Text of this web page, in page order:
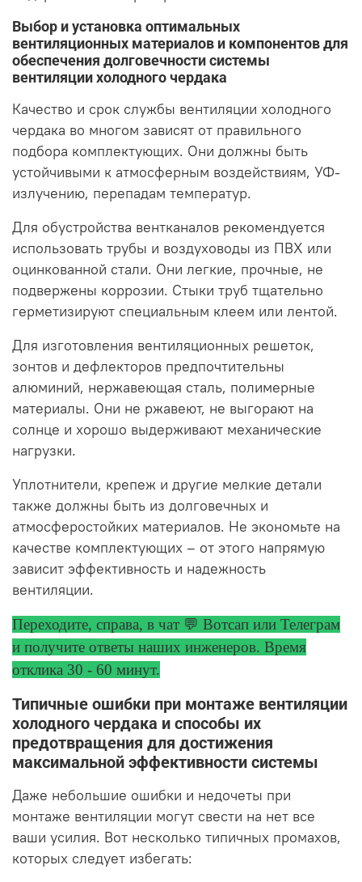
Выбор и установка оптимальных
вентиляционных материалов и компонентов для
обеспечения долговечности системы
вентиляции холодного чердака
Качество и срок службы вентиляции холодного
чердака во многом зависят от правильного
подбора комплектующих. Они должны быть
устойчивыми к атмосферным воздействиям, УФ-
излучению, перепадам температур.
Для обустройства вентканалов рекомендуется
использовать трубы и воздуховоды из ПВХ или
оцинкованной стали. Они легкие, прочные, не
подвержены коррозии. Стыки труб тщательно
герметизируют специальным клеем или лентой.
Для изготовления вентиляционных решеток,
зонтов и дефлекторов предпочтительны
алюминий, нержавеющая сталь, полимерные
материалы. Они не ржавеют, не выгорают на
солнце и хорошо выдерживают механические
нагрузки.
Уплотнители, крепеж и другие мелкие детали
также должны быть из долговечных и
атмосферостойких материалов. Не экономьте на
качестве комплектующих – от этого напрямую
зависит эффективность и надежность
вентиляции.
Переходите, справа, в чат 💬 Вотсап или Телеграм
и получите ответы наших инженеров. Время
отклика 30 - 60 минут.
Типичные ошибки при монтаже вентиляции
холодного чердака и способы их
предотвращения для достижения
максимальной эффективности системы
Даже небольшие ошибки и недочеты при
монтаже вентиляции могут свести на нет все
ваши усилия. Вот несколько типичных промахов,
которых следует избегать: